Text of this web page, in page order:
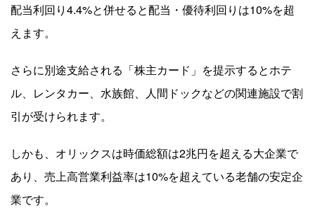
配当利回り4.4%と併せると配当・優待利回りは10%を超
えます。
さらに別途支給される「株主カード」を提示するとホテ
ル、レンタカー、水族館、人間ドックなどの関連施設で割
引が受けられます。
しかも、オリックスは時価総額は2兆円を超える大企業で
あり、売上高営業利益率は10%を超えている老舗の安定企
業です。